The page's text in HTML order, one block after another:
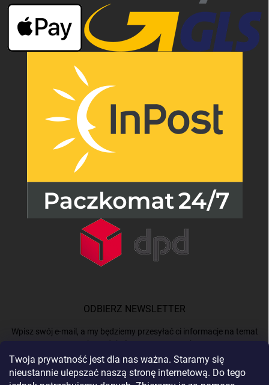
Twoja prywatność jest dla nas ważna. Staramy się
nieustannie ulepszać naszą stronę internetową. Do tego
ODBIERZ NEWSLETTER
Wpisz swój e-mail, a my będziemy przesyłać ci informacje na temat
nowych produktów na naszym e-shop.
E-MAIL